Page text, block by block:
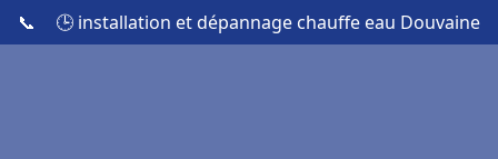
📞 🕒 installation et dépannage chauffe eau Douvaine